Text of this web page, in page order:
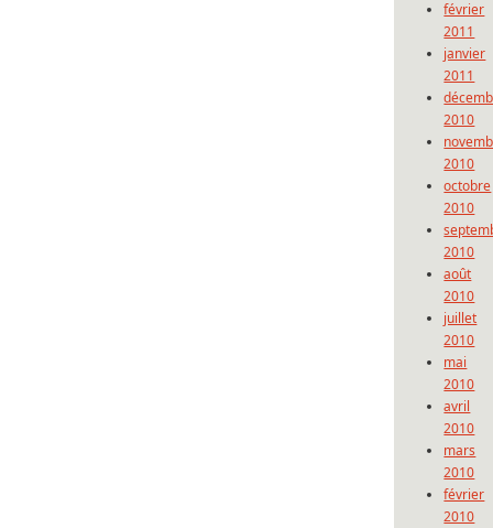
février
2011
janvier
2011
2010
2010
octobre
2010
2010
août
2010
juillet
2010
mai
2010
avril
2010
mars
2010
février
2010